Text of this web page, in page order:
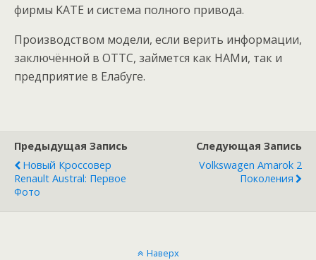
фирмы KATE и система полного привода.
Производством модели, если верить информации,
заключённой в ОТТС, займется как НАМи, так и
предприятие в Елабуге.
Предыдущая Запись
Новый Кроссовер
Renault Austral: Первое
Фото
Следующая Запись
Volkswagen Amarok 2
Поколения
Наверх